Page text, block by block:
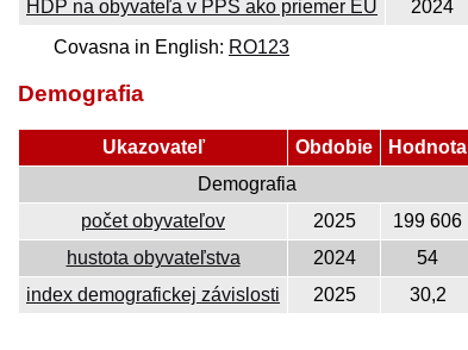
HDP na obyvateľa v PPS ako priemer EÚ 2024
Covasna in English: RO123
Demografia
Ukazovateľ Obdobie
Hodnota
Demografia
počet obyvateľov
2025
199 606
hustota obyvateľstva
2024
54
index demografickej závislosti
2025 30,2